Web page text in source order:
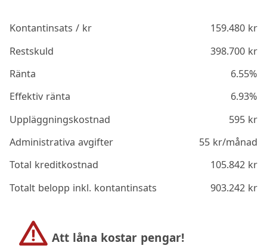
Kontantinsats / kr 159.480kr
Restskuld
398.700kr
Ränta
6.55%
Effektiv ränta
6.93%
Uppläggningskostnad
595kr
Administrativa avgifter
55kr/månad
Total kreditkostnad
105.842kr
Totalt belopp inkl. kontantinsats
903.242kr
Att låna kostar pengar!